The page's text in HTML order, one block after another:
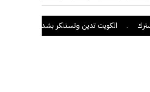
. الكويت تدين وتستنكر بشدة اعتداءات